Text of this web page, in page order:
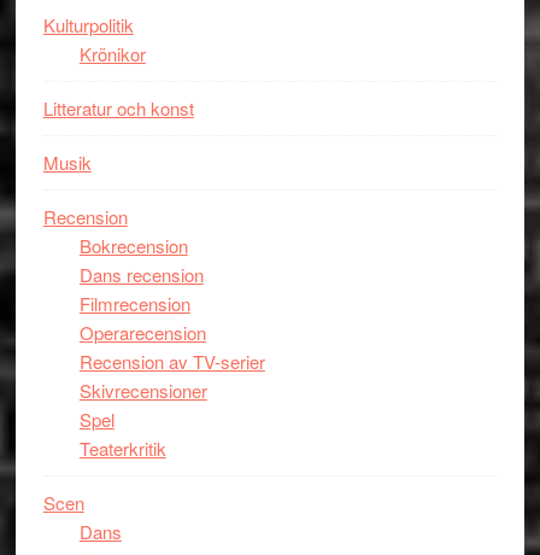
Kulturpolitik
Krönikor
Litteratur och konst
Musik
Recension
Bokrecension
Dans recension
Filmrecension
Operarecension
Recension av TV-serier
Skivrecensioner
Spel
Teaterkritik
Scen
Dans